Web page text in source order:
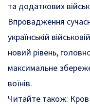
та додаткових
Впровадження
українській
новий рівень,
максимальне
воїнів.
Читайте також: